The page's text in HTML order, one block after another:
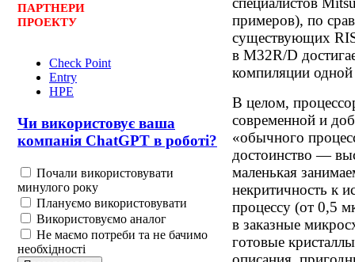
ПАРТНЕРИ
ПРОЕКТУ
Check Point
Entry
HPE
Чи використовує ваша
компанія ChatGPT в роботі?
Почали використовувати
минулого року
Плануємо використовувати
Використовуємо аналог
Не маємо потреби та не бачимо
необхідності
примеров), по
существующих
в M32R/D
компиляции
В целом,
современной и
«обычного
достоинство —
маленькая
некритичность к
процессу (от 0,5
в заказные
готовые